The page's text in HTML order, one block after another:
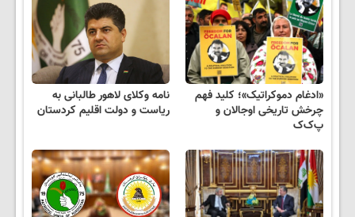
«ادغام دموکراتیک»؛ کلید فهم
چرخش تاریخی اوجالان و
پ‌ک‌ک
نامه وکلای لاهور طالبانی به
ریاست و دولت اقلیم کردستان